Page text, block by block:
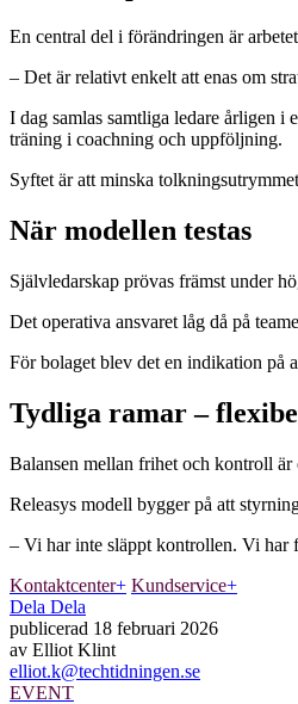
En central del i förändringen är
– Det är relativt enkelt att enas om
I dag samlas samtliga ledare årligen i
träning i coachning och uppföljning.
Syftet är att minska
När modellen testas
Självledarskap prövas främst under
Det operativa ansvaret låg då på
För bolaget blev det en indikation på
Tydliga ramar –
Balansen mellan frihet och kontroll
Releasys modell bygger på att
– Vi har inte släppt kontrollen. Vi har
Kontaktcenter+ Kundservice+
Dela Dela
publicerad 18 februari 2026
av Elliot Klint
elliot.k@techtidningen.se
EVENT